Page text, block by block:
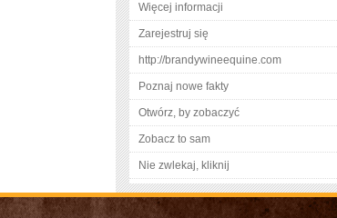
Więcej informacji
Zarejestruj się
http://brandywineequine.com
Poznaj nowe fakty
Otwórz, by zobaczyć
Zobacz to sam
Nie zwlekaj, kliknij